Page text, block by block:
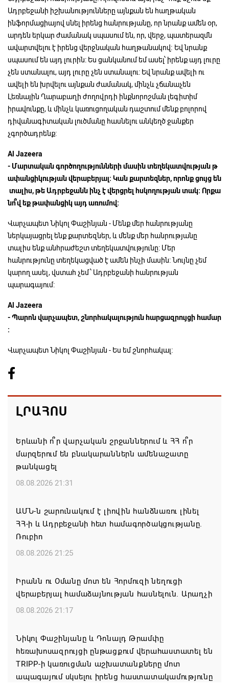
Ադրբեջանի իշխանությունները այնքան են հաղթական
ինֆորմացիայով սնել իրենց հանրությանը, որ նրանք ամեն օր,
արդեն երկար ժամանակ սպասում են, որ, վերջ, պատերազմն
ավարտվելու է իրենց վերջնական հաղթանակով։ Եվ նրանք
սպասում են այդ լուրին: Ես ցանկանում եմ ասել՝ իրենք այդ լուրը
չեն ստանալու, այդ լուրը չեն ստանալու: Եվ նրանք ավելի ու
ավելի են խրվելու այնքան ժամանակ, մինչև չճանաչեն
Լեռնային Ղարաբաղի ժողովրդի ինքնորոշման լեգիտիմ
իրավունքը, և մինչև կառուցողական դաշտում մենք բոլորով
դիվանագիտական լուծմանը հասնելու անկեղծ ջանքեր
չգործադրենք:
Al Jazeera
-Մարտականգործողություններիմասինտեղեկատվությանթ
ափանցիկությանվերաբերյալ: Կան քարտեզներ,որոնքցույցեն
տալիս,թեԱդրբեջանն ինչ էվերցրել հսկողությանտակ: Որքա
նո՞վ եքթափանցիկայդառումով:
Վարչապետ Նիկոլ Փաշինյան - Մենք մեր հանրությանը
ներկայացրել ենք քարտեզներ, և մենք մեր հանրությանը
տալիս ենք անհրաժեշտ տեղեկատվությունը: Մեր
հանրությունը տեղեկացված է ամեն ինչի մասին: Նույնը չեմ
կարող ասել, վստահ չեմ՝ Ադրբեջանի հանրության
պարագայում:
Al Jazeera
-Պարոնվարչապետ, շնորհակալություն հարցազրույցի համար
:
Վարչապետ Նիկոլ Փաշինյան - Ես եմ շնորհակալ:
ԼՐԱՀՈՍ
Երևանի ո՞ր վարչական շրջաններում և ՀՀ ո՞ր
մարզերում են բնակարաններն ամենաշատը
թանկացել
08.08.2026 21:31
ԱՄՆ-ն շարունակում է լիովին հանձնառու լինել
ՀՀ-ի և Ադրբեջանի հետ համագործակցությանը.
Ռուբիո
08.08.2026 21:25
Իրանն ու Օմանը մոտ են Հորմուզի նեղուցի
վերաբերյալ համաձայնության հասնելուն. Արաղչի
08.08.2026 21:17
Նիկոլ Փաշինյանը և Դոնալդ Թրամփը
հեռախոսազրույցի ընթացքում վերահաստատել են
TRIPP-ի կառուցման աշխատանքները մոտ
ապագայում սկսելու իրենց հաստատակամությունը